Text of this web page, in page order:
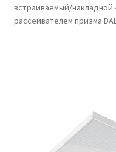
Бренды
Заказ проекта
встраиваемый/накладной
рассеивателем призма